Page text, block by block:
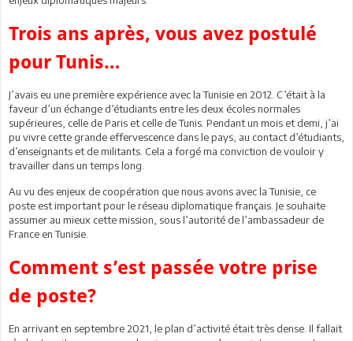
Trois ans après, vous avez postulé
pour Tunis…
J’avais eu une première expérience avec la Tunisie en 2012. C’était à la
faveur d’un échange d’étudiants entre les deux écoles normales
supérieures, celle de Paris et celle de Tunis. Pendant un mois et demi, j’ai
pu vivre cette grande effervescence dans le pays, au contact d’étudiants,
d’enseignants et de militants. Cela a forgé ma conviction de vouloir y
travailler dans un temps long.
Au vu des enjeux de coopération que nous avons avec la Tunisie, ce
poste est important pour le réseau diplomatique français. Je souhaite
assumer au mieux cette mission, sous l’autorité de l’ambassadeur de
France en Tunisie.
Comment s’est passée votre prise
de poste?
En arrivant en septembre 2021, le plan d’activité était très dense. Il fallait